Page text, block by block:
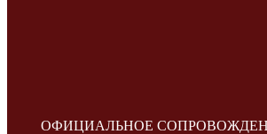
ОФИЦИАЛЬНОЕ